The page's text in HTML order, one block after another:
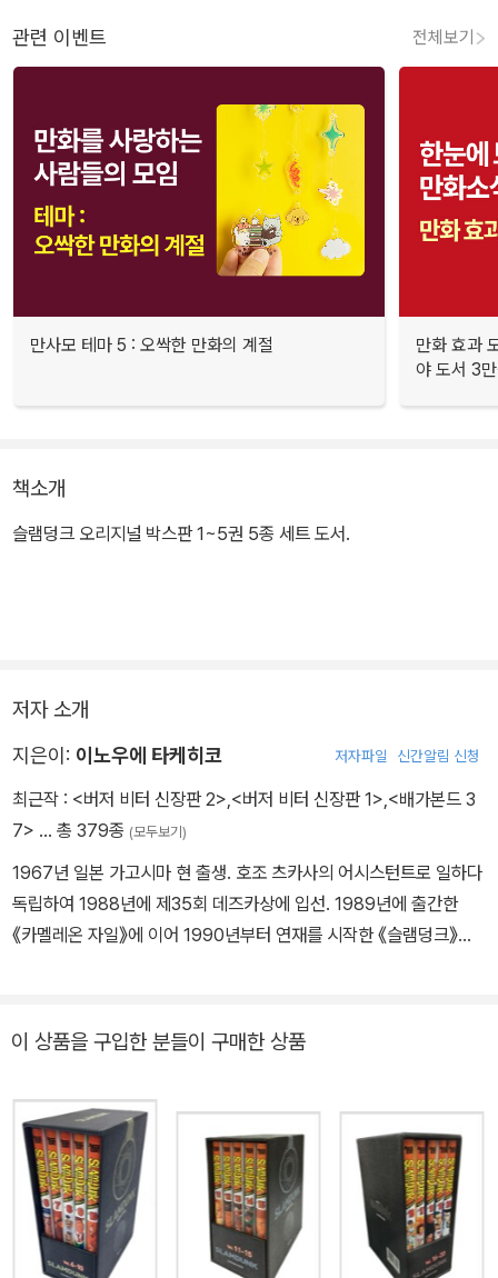
관련 이벤트 전체보기
만사모 테마 5 : 오싹한 만화의 계절
만화 효과
야 도서 3
책소개
슬램덩크 오리지널 박스판 1~5권 5종 세트 도서.
저자 소개
지은이: 이노우에 타케히코 저자파일 신간알림 신청
최근작 : <버저 비터 신장판 2>,<버저 비터 신장판 1>,<배가본드 3
7> … 총 379종 (모두보기)
1967년 일본 가고시마 현 출생. 호조 츠카사의 어시스턴트로 일하다
독립하여 1988년에 제35회 데즈카상에 입선. 1989년에 출간한
《카멜레온 자일》에 이어 1990년부터 연재를 시작한 《슬램덩크》가
있다. 1995년 제40회 소학관 만화상, 2000년 제24회 코단샤 만화
문화상 만화 대상 등 다수의 상을 수상했다.
이 상품을 구입한 분들이 구매한 상품